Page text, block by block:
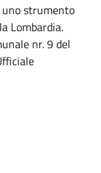
uno strumento
Lombardia.
nr. 9 del